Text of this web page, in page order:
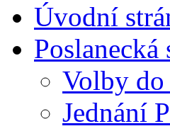
Úvodní
Poslanecká
Volby do
Jednání